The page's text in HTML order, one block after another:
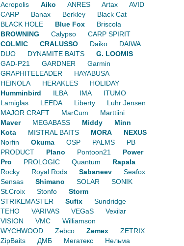
Acropolis
Aiko ANRES Artax
AVID
CARP
Banax Berkley
Black Cat
BLACK HOLE
Blue Fox
Briscola
BROWNING
Calypso
CARP SPIRIT
COLMIC
CRALUSSO Daiko
DAIWA
DUO
DYNAMITE BAITS
G. LOOMIS
GAD-P21
GARDNER
Garmin
GRAPHITELEADER
HAYABUSA
HEINOLA
HERAKLES
HOLIDAY
Humminbird
ILBA IMA
ITUMO
Lamiglas
LEEDA Liberty
Luhr Jensen
MAJOR CRAFT
MarCum
Marttiini
Maver
MEGABASS Middy
Minn
Kota
MISTRAL BAITS MORA
NEXUS
Norfin
Okuma OSP PALMS
PB
PRODUCT
Plano Pontoon21
Power
Pro
PROLOGIC Quantum
Rapala
Rocky
Royal Rods Sabaneev
Seafox
Sensas
Shimano SOLAR
SONIK
St.Croix
Stonfo
Storm
STRIKEMASTER
Sufix
Sundridge
TEHO
VARIVAS VEGaS
Vexilar
VISION
VMC
Williamson
WYCHWOOD
Zebco Zemex
ZETRIX
ZipBaits
ДМБ Мегатекс
Нельма